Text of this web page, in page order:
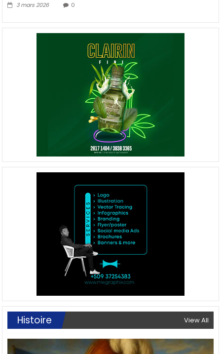
3 mars 2026 0
Histoire View All